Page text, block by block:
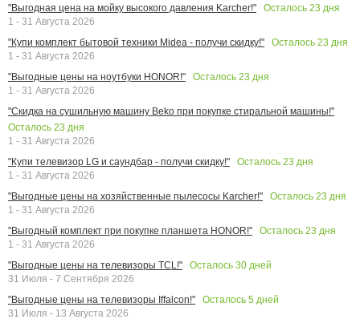
"Выгодная цена на мойку высокого давления Karcher!"
Осталось 23 дня
1 - 31 Августа 2026
"Купи комплект бытовой техники Midea - получи скидку!"
Осталось 23 дня
1 - 31 Августа 2026
"Выгодные цены на ноутбуки HONOR!"
Осталось 23 дня
1 - 31 Августа 2026
"Скидка на сушильную машину Beko при покупке стиральной машины!"
Осталось 23 дня
1 - 31 Августа 2026
"Купи телевизор LG и саундбар - получи скидку!"
Осталось 23 дня
1 - 31 Августа 2026
"Выгодные цены на хозяйственные пылесосы Karcher!"
Осталось 23 дня
1 - 31 Августа 2026
"Выгодный комплект при покупке планшета HONOR!"
Осталось 23 дня
1 - 31 Августа 2026
"Выгодные цены на телевизоры TCL!"
Осталось 30 дней
31 Июля - 7 Сентября 2026
"Выгодные цены на телевизоры Iffalcon!"
Осталось 5 дней
31 Июля - 13 Августа 2026